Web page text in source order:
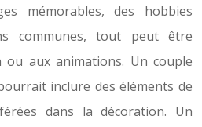
mémorables, des hobbies
communes, tout peut être
aux animations. Un couple
inclure des éléments de
dans la décoration. Un